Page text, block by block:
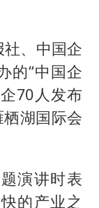
西湖突现狂风暴雨 游客瞬间被浇透
台当局重金为“台独”织“皇帝新衣”
贯穿浙江
口碑
几元成本的AI广告导致千万市值蒸发
、中国企
的“中国企
70人发布
栖湖国际会
演讲时表
的产业之